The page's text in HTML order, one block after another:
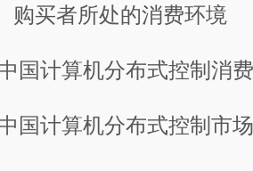
所处的消费环境
计算机分布式控制消费
计算机分布式控制市场